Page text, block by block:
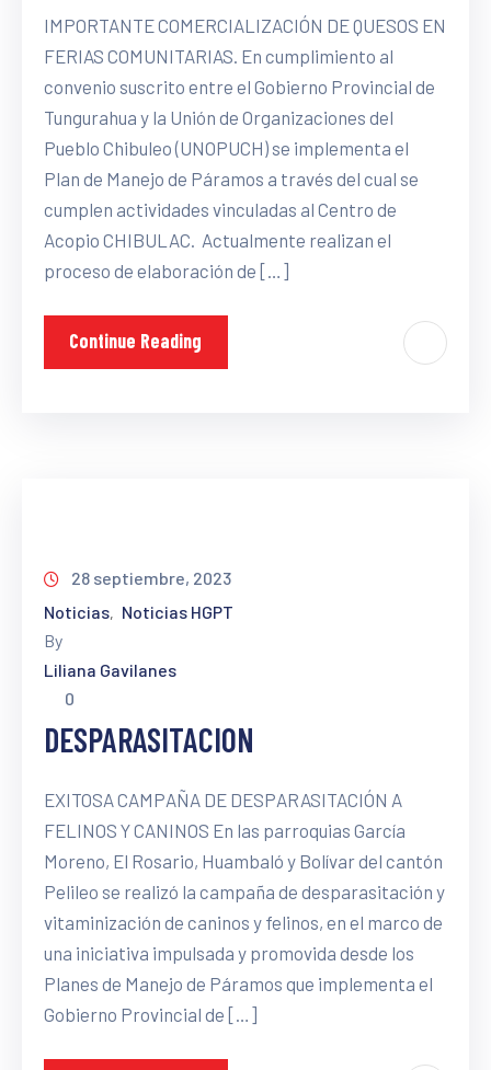
IMPORTANTE COMERCIALIZACIÓN DE QUESOS EN
FERIAS COMUNITARIAS. En cumplimiento al
convenio suscrito entre el Gobierno Provincial de
Tungurahua y la Unión de Organizaciones del
Pueblo Chibuleo (UNOPUCH) se implementa el
Plan de Manejo de Páramos a través del cual se
cumplen actividades vinculadas al Centro de
Acopio CHIBULAC. Actualmente realizan el
proceso de elaboración de […]
Continue Reading
28 septiembre, 2023
Noticias‚ Noticias HGPT
By
Liliana Gavilanes
0
DESPARASITACION
EXITOSA CAMPAÑA DE DESPARASITACIÓN A
FELINOS Y CANINOS En las parroquias García
Moreno, El Rosario, Huambaló y Bolívar del cantón
Pelileo se realizó la campaña de desparasitación y
vitaminización de caninos y felinos, en el marco de
una iniciativa impulsada y promovida desde los
Planes de Manejo de Páramos que implementa el
Gobierno Provincial de […]